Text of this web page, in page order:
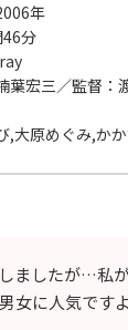
年
分
葉宏三／監督：
,大原めぐみ,か
ましたが…私
女に人気です